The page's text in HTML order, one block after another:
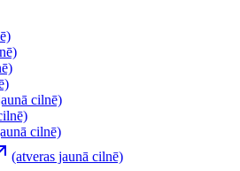
cilnē)
cilnē)
(atveras jaunā cilnē)